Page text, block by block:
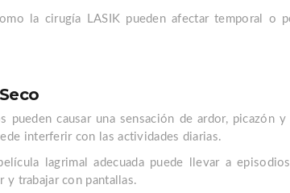
la cirugía LASIK pueden afectar temporal o
pueden causar una sensación de ardor, picazón
interferir con las actividades diarias.
lagrimal adecuada puede llevar a
y trabajar con pantallas.